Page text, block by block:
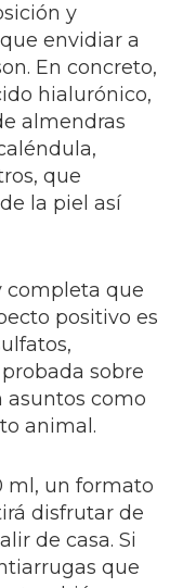
y
envidiar a
En concreto,
hialurónico,
almendras
que
la piel así
completa que
positivo es
sobre
asuntos como
animal.
ml, un formato
disfrutar de
de casa. Si
que